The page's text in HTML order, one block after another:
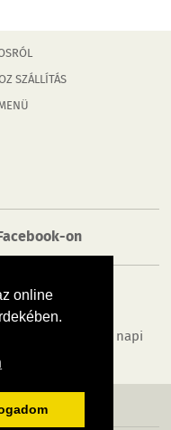
online
SZÁLLÍTÁS
on
képek, napi
RÓLUNK